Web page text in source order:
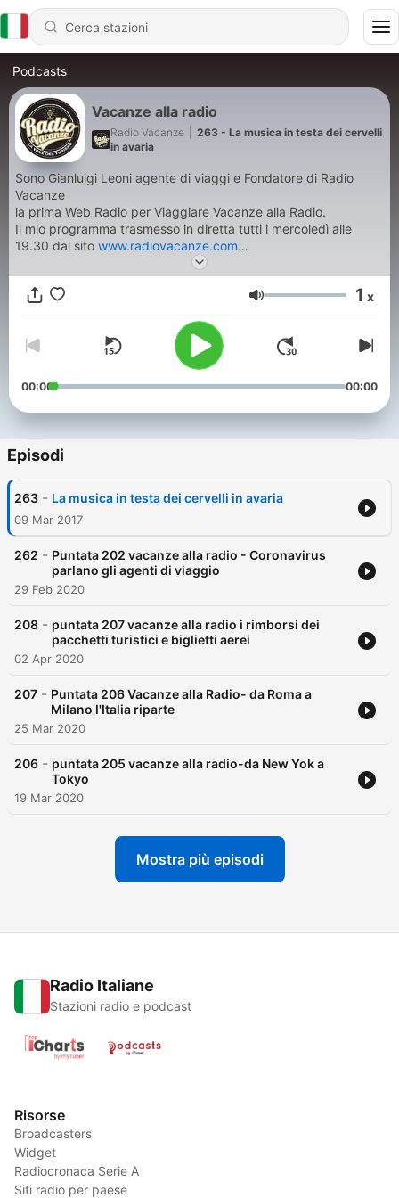
Podcasts
Vacanze alla radio
Radio Vacanze
263 - La musica in testa dei cervelli
in avaria
Sono Gianluigi Leoni agente di viaggi e Fondatore di Radio
Vacanze
la prima Web Radio per Viaggiare Vacanze alla Radio.
Il mio programma trasmesso in diretta tutti i mercoledì alle
19.30 dal sito www.radiovacanze.com
Ascoltami perchè io sono la voce del turismo,Il risparmio inizia
ascoltando chi ti da buoni consigli.
Scrivimi una domanda
https://t.me/Gianluigileonisms e
Volume 1 x
00:00 00:00
Episodi
263 - La musica in testa dei cervelli in avaria
09 Mar 2017
262 - Puntata 202 vacanze alla radio - Coronavirus
parlano gli agenti di viaggio
29 Feb 2020
208 - puntata 207 vacanze alla radio i rimborsi dei
pacchetti turistici e biglietti aerei
02 Apr 2020
207 - Puntata 206 Vacanze alla Radio- da Roma a
Milano l'Italia riparte
25 Mar 2020
206 - puntata 205 vacanze alla radio-da New Yok a
Tokyo
19 Mar 2020
Mostra più episodi
Radio Italiane
Stazioni radio e podcast
Risorse
Broadcasters
Widget
Radiocronaca Serie A
Siti radio per paese